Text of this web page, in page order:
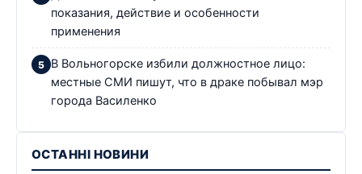
показания, действие и особенности
применения
В Вольногорске избили должностное лицо:
местные СМИ пишут, что в драке побывал мэр
города Василенко
ОСТАННІ НОВИНИ